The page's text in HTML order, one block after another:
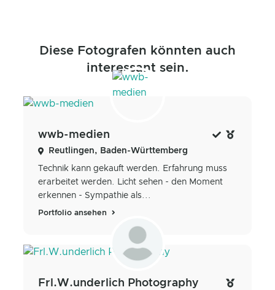
Diese Fotografen könnten auch
interessant sein.
wwb-medien
Reutlingen, Baden-Württemberg
Technik kann gekauft werden. Erfahrung muss
erarbeitet werden. Licht sehen - den Moment
erkennen - Sympathie als...
Portfolio ansehen
Frl.W.underlich Photography